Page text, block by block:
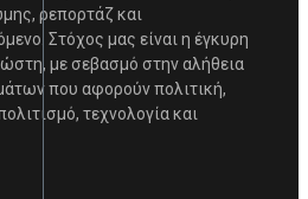
ρεπορτάζ και
Στόχος μας είναι η έγκυρη
με σεβασμό στην αλήθεια
που αφορούν πολιτική,
τεχνολογία και